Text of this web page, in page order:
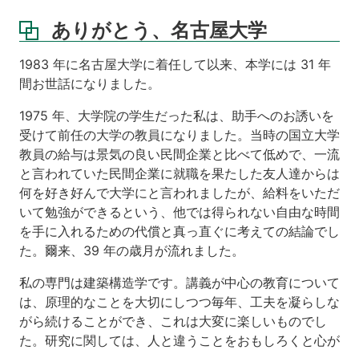
ありがとう、名古屋大学
1983 年に名古屋大学に着任して以来、本学には 31 年
間お世話になりました。
1975 年、大学院の学生だった私は、助手へのお誘いを
受けて前任の大学の教員になりました。当時の国立大学
教員の給与は景気の良い民間企業と比べて低めで、一流
と言われていた民間企業に就職を果たした友人達からは
何を好き好んで大学にと言われましたが、給料をいただ
いて勉強ができるという、他では得られない自由な時間
を手に入れるための代償と真っ直ぐに考えての結論でし
た。爾来、39 年の歳月が流れました。
私の専門は建築構造学です。講義が中心の教育について
は、原理的なことを大切にしつつ毎年、工夫を凝らしな
がら続けることができ、これは大変に楽しいものでし
た。研究に関しては、人と違うことをおもしろくと心が